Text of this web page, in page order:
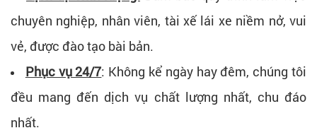
chuyên nghiệp, nhân viên, tài xế lái xe niềm nở, vui
vẻ, được đào tạo bài bản.
Phục vụ 24/7: Không kể ngày hay đêm, chúng tôi
đều mang đến dịch vụ chất lượng nhất, chu đáo
nhất.